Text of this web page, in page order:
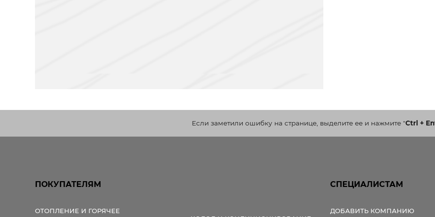
Если заметили ошибку на странице, выделите ее и нажмите"Ctrl +
ПОКУПАТЕЛЯМ
ОТОПЛЕНИЕ И ГОРЯЧЕЕ
СПЕЦИАЛИСТАМ
ДОБАВИТЬ КОМПАНИЮ